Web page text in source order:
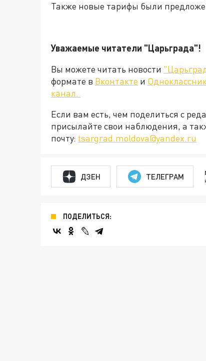
Также новые тарифы были
Уважаемые читатели "Царьграда"!
Вы можете читать новости
формате в Вконтакте и
канал.
Если вам есть, чем поделиться с
присылайте свои наблюдения, а
почту: tsargrad.moldova@yandex.ru
ДЗЕН ТЕЛЕГРАМ
ПОДЕЛИТЬСЯ: